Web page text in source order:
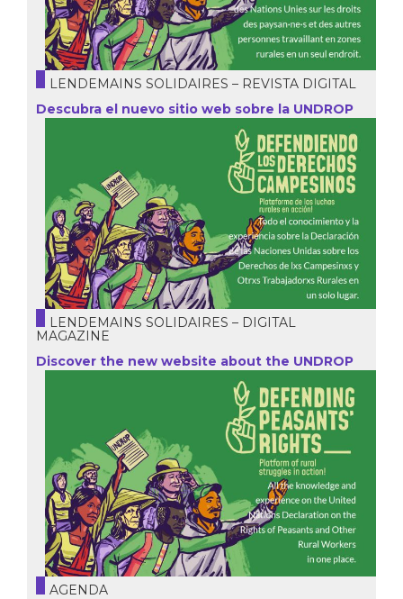
LENDEMAINS SOLIDAIRES – REVISTA DIGITAL
Descubra el nuevo sitio web sobre la UNDROP
LENDEMAINS SOLIDAIRES – DIGITAL
MAGAZINE
Discover the new website about the UNDROP
AGENDA